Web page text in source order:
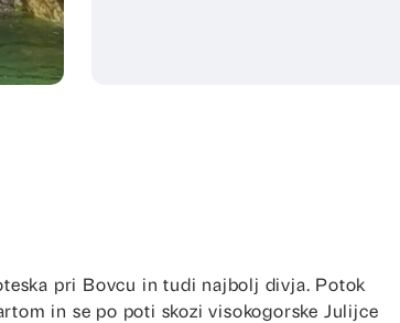
pri Bovcu in tudi najbolj divja. Potok
in se po poti skozi visokogorske Julijce